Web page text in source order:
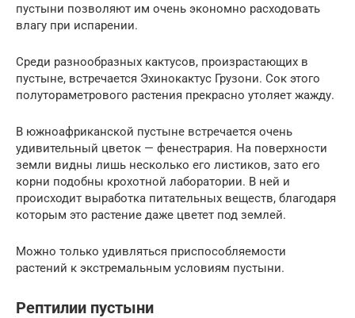
пустыни позволяют им очень экономно расходовать
влагу при испарении.
Среди разнообразных кактусов, произрастающих в
пустыне, встречается Эхинокактус Грузони. Сок этого
полутораметрового растения прекрасно утоляет жажду.
В южноафриканской пустыне встречается очень
удивительный цветок — фенестрария. На поверхности
земли видны лишь несколько его листиков, зато его
корни подобны крохотной лаборатории. В ней и
происходит выработка питательных веществ, благодаря
которым это растение даже цветет под землей.
Можно только удивляться приспособляемости
растений к экстремальным условиям пустыни.
Рептилии пустыни